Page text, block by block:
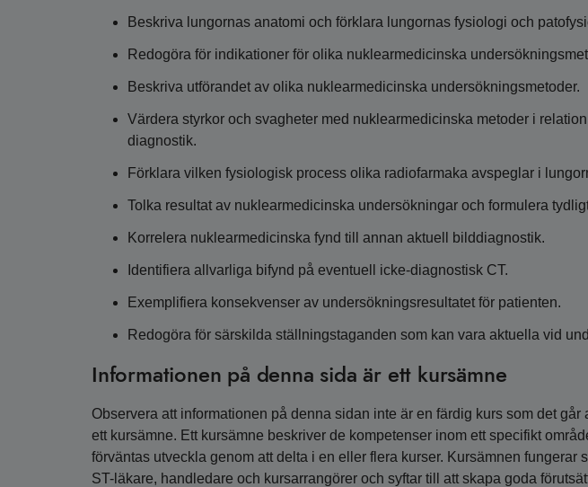
Beskriva lungornas anatomi och förklara lungornas fysiologi och
Redogöra för indikationer för olika nuklearmedicinska
Beskriva utförandet av olika nuklearmedicinska undersökningsmetoder.
Värdera styrkor och svagheter med nuklearmedicinska metoder i
diagnostik.
Förklara vilken fysiologisk process olika radiofarmaka avspeglar i
Tolka resultat av nuklearmedicinska undersökningar och formulera
Korrelera nuklearmedicinska fynd till annan aktuell bilddiagnostik.
Identifiera allvarliga bifynd på eventuell icke-diagnostisk CT.
Exemplifiera konsekvenser av undersökningsresultatet för patienten.
Redogöra för särskilda ställningstaganden som kan vara aktuella vid
Informationen på denna sida är ett kursämne
Observera att informationen på denna sidan inte är en färdig kurs som det går
ett kursämne. Ett kursämne beskriver de kompetenser inom ett specifikt
förväntas utveckla genom att delta i en eller flera kurser. Kursämnen fungerar
ST-läkare, handledare och kursarrangörer och syftar till att skapa goda